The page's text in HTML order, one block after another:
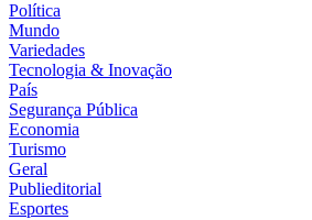
Política
Mundo
Variedades
Tecnologia & Inovação
País
Segurança Pública
Economia
Turismo
Geral
Publieditorial
Esportes